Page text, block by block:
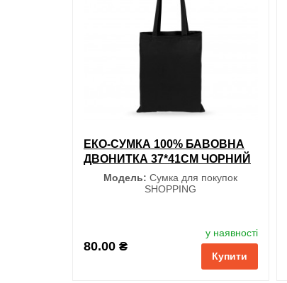
ЕКО-СУМКА 100% БАВОВНА
ДВОНИТКА 37*41СМ ЧОРНИЙ
Модель: Сумка для покупок
SHOPPING
80.00 ₴
у наявності
Купити